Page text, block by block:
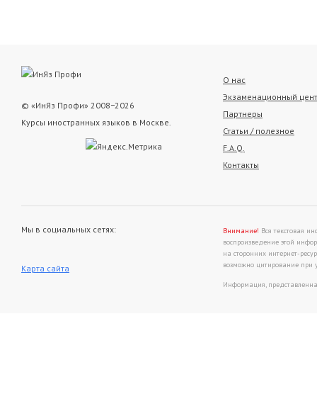
© «ИнЯз Профи» 2008−2026
Курсы иностранных языков в Москве.
О нас
Экзаменационный
Партнеры
Статьи / полезное
F.A.Q.
Контакты
Внимание! Вся текстовая
воспроизведение этой
на сторонних интернет-
возможно цитирование при
Информация,
Мы в социальных сетях:
Карта сайта